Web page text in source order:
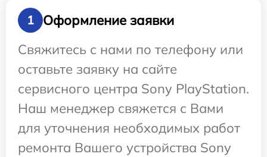
1
Оформление заявки
Свяжитесь с нами по телефону или
оставьте заявку на сайте
сервисного центра Sony PlayStation.
Наш менеджер свяжется с Вами
для уточнения необходимых работ
ремонта Вашего устройства Sony